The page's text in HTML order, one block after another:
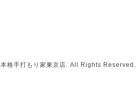
本格手打もり家東京店. All Rights Reserved.